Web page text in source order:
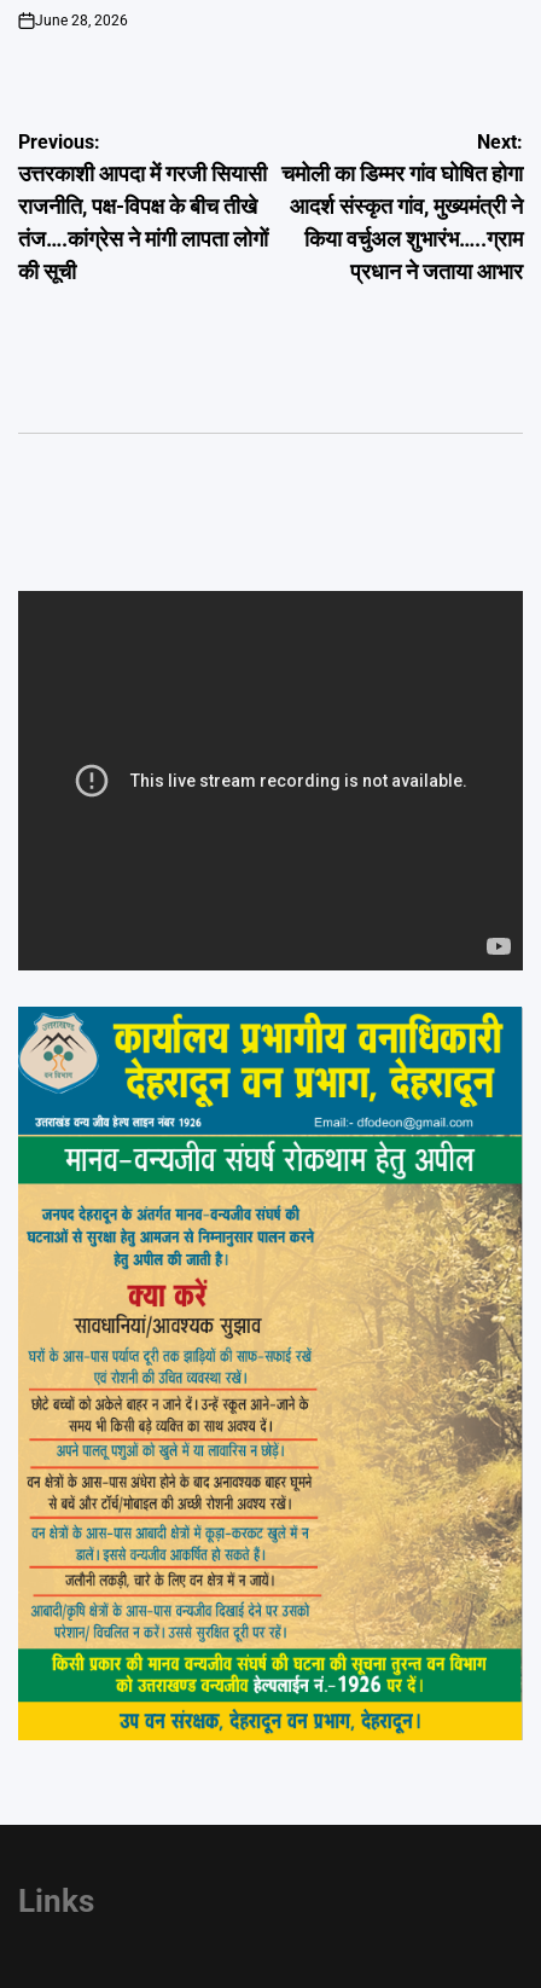
on
June 28, 2026
Post
navigation
Previous:
उत्तरकाशी आपदा में गरजी सियासी
राजनीति, पक्ष-विपक्ष के बीच तीखे
तंज….कांग्रेस ने मांगी लापता लोगों
की सूची
Next:
चमोली का डिम्मर गांव घोषित होगा
आदर्श संस्कृत गांव, मुख्यमंत्री ने
किया वर्चुअल शुभारंभ…..ग्राम
प्रधान ने जताया आभार
Links